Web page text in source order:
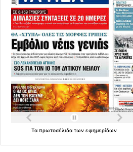
Ταπρωτοσέλιδατωνεφημερίδων